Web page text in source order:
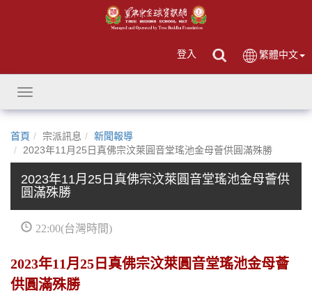
登入 繁體中文
Toggle
navigation
首頁 宗派訊息
新聞報導
2023年11月25日真佛宗汶萊圓音堂瑤池金母薈供圓滿殊勝
2023年11月25日真佛宗汶萊圓音堂瑤池金母薈供
圓滿殊勝
22:00(台灣時間)
2023年11月25日真佛宗汶萊圓音堂瑤池金母薈
供圓滿殊勝